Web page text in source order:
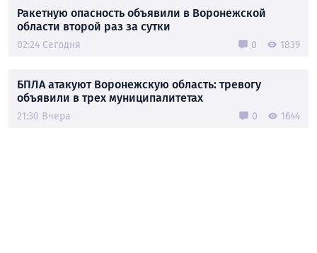
Ракетную опасность объявили в Воронежской
области второй раз за сутки
02:24 Сегодня 0 1839
БПЛА атакуют Воронежскую область: тревогу
объявили в трех муниципалитетах
21:30 Вчера 0 1644